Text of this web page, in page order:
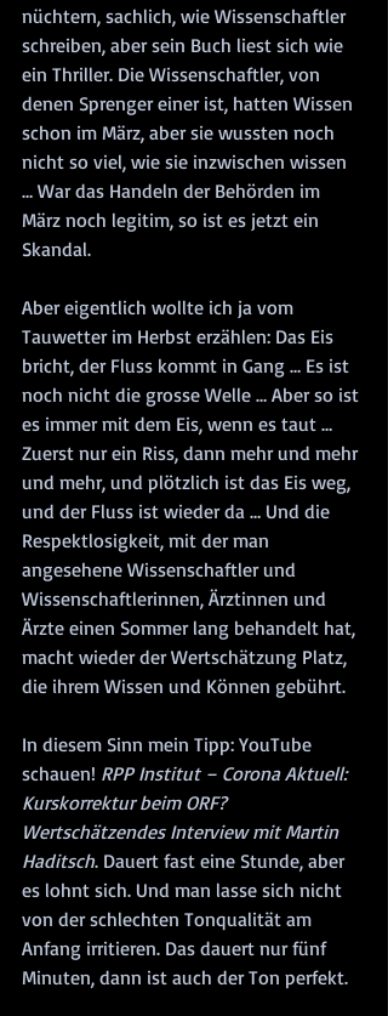
nüchtern, sachlich, wie Wissenschaftler
schreiben, aber sein Buch liest sich wie
ein Thriller. Die Wissenschaftler, von
denen Sprenger einer ist, hatten Wissen
schon im März, aber sie wussten noch
nicht so viel, wie sie inzwischen wissen
… War das Handeln der Behörden im
März noch legitim, so ist es jetzt ein
Skandal.
Aber eigentlich wollte ich ja vom
Tauwetter im Herbst erzählen: Das Eis
bricht, der Fluss kommt in Gang … Es ist
noch nicht die grosse Welle … Aber so ist
es immer mit dem Eis, wenn es taut …
Zuerst nur ein Riss, dann mehr und mehr
und mehr, und plötzlich ist das Eis weg,
und der Fluss ist wieder da … Und die
Respektlosigkeit, mit der man
angesehene Wissenschaftler und
Wissenschaftlerinnen, Ärztinnen und
Ärzte einen Sommer lang behandelt hat,
macht wieder der Wertschätzung Platz,
die ihrem Wissen und Können gebührt.
In diesem Sinn mein Tipp: YouTube
schauen! RPP Institut – Corona Aktuell:
Kurskorrektur beim ORF?
Wertschätzendes Interview mit Martin
Haditsch. Dauert fast eine Stunde, aber
es lohnt sich. Und man lasse sich nicht
von der schlechten Tonqualität am
Anfang irritieren. Das dauert nur fünf
Minuten, dann ist auch der Ton perfekt.